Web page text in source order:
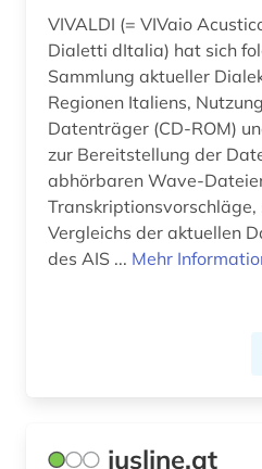
berlin (8)
berliner mauer (1)
beruf (1)
berufliche bildung (1)
berufliche
beschaffung (1)
VIVALDI (= VIVaio
Dialetti dItalia) hat sich
Sammlung aktueller
Regionen Italiens,
Datenträger (CD-ROM)
zur Bereitstellung der
abhörbaren Wave-
Vergleichs der aktuellen
des AIS ... Mehr
jusline.at